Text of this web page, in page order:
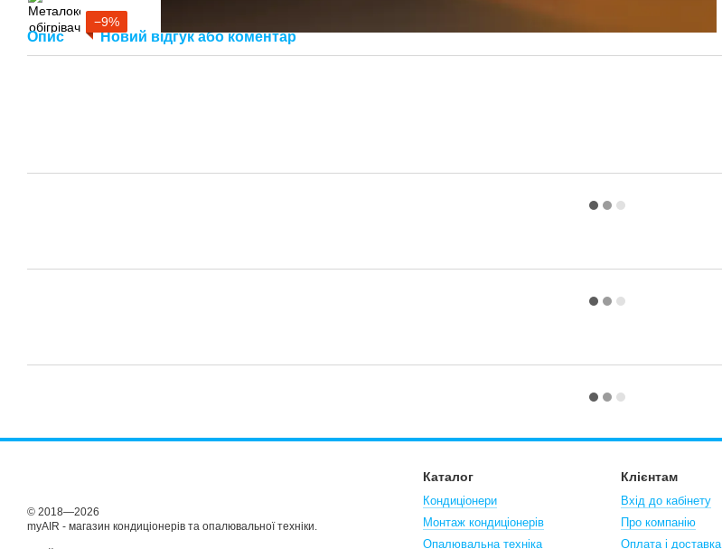
−9%
Опис Новий відгук або коментар
© 2018—2026
myAIR - магазин кондиціонерів та опалювальної техніки.
Каталог
Кондиціонери
Монтаж кондиціонерів
Опалювальна техніка
Клієнтам
Вхід до кабінету
Про компанію
Оплата і доставка